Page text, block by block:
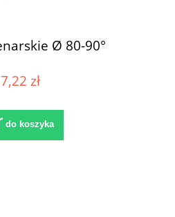
Ø 80-90°
7,22 zł
do koszyka